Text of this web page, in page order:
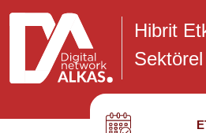
Hibrit